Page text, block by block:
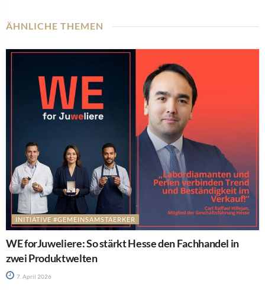
ÄHNLICHE THEMEN
INITIATIVE #GEMEINSAMSTAERKER
WE forJuweliere: So stärkt Hesse den Fachhandel in
zwei Produktwelten
7. April 2026